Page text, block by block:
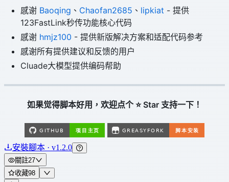
感谢 Baoqing 、 Chaofan2685 、 lipkiat - 提供
123FastLink秒传功能核心代码
感谢 hmjz100 - 提供新版解决方案和适配代码参考
感谢所有提供建议和反馈的用户
Cluade大模型提供编码帮助
如果觉得脚本好用，欢迎点个 ⭐ Star 支持一下！
安裝腳本 · v1.2.0
關註27
收藏98